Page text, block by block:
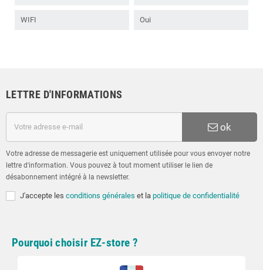
WIFI Oui
LETTRE D'INFORMATIONS
ok
Votre adresse de messagerie est uniquement utilisée pour vous envoyer notre
lettre d'information. Vous pouvez à tout moment utiliser le lien de
désabonnement intégré à la newsletter.
J'accepte les conditions générales et la politique de confidentialité
Pourquoi choisir EZ-store ?